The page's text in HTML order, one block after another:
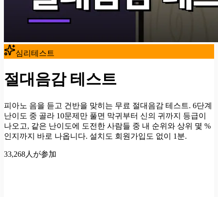
심리테스트
절대음감 테스트
피아노 음을 듣고 건반을 맞히는 무료 절대음감 테스트. 6단계
난이도 중 골라 10문제만 풀면 막귀부터 신의 귀까지 등급이
나오고, 같은 난이도에 도전한 사람들 중 내 순위와 상위 몇 %
인지까지 바로 나옵니다. 설치도 회원가입도 없이 1분.
33,268人が参加